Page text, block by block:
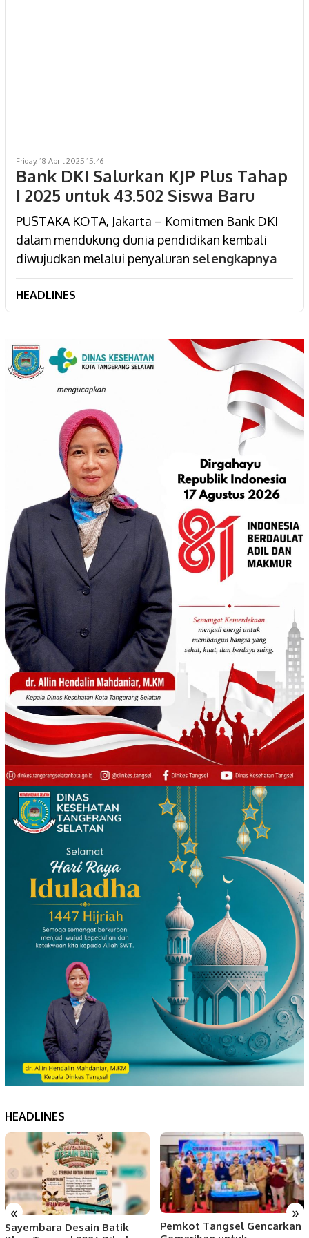
Friday, 18 April 2025 15:46
Bank DKI Salurkan KJP Plus Tahap
I 2025 untuk 43.502 Siswa Baru
PUSTAKA KOTA, Jakarta – Komitmen Bank DKI
dalam mendukung dunia pendidikan kembali
diwujudkan melalui penyaluran selengkapnya
HEADLINES
HEADLINES
« »
Sayembara Desain Batik
Pemkot Tangsel Gencarkan